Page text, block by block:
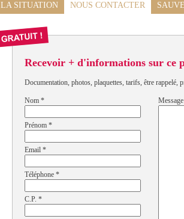
LA SITUATION NOUS CONTACTER
Recevoir + d'informations sur ce
Documentation, photos, plaquettes, tarifs, être rappelé,
Nom *
Prénom *
Email *
Téléphone *
C.P. *
Message